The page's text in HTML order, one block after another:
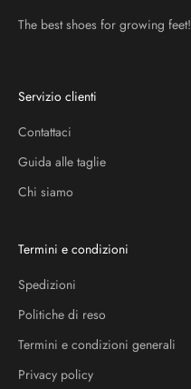
The best shoes for growing feet!
Servizio clienti
Contattaci
Guida alle taglie
Chi siamo
Termini e condizioni
Spedizioni
Politiche di reso
Termini e condizioni generali
Privacy policy